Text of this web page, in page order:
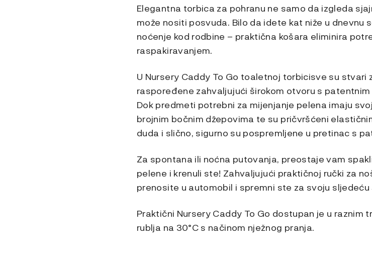
Elegantna torbica za pohranu ne samo da izgleda
može nositi posvuda. Bilo da idete kat niže u dnevnu
noćenje kod rodbine – praktična košara eliminira
raspakiravanjem.
U Nursery Caddy To Go toaletnoj torbicisve su stvari
raspoređene zahvaljujući širokom otvoru s
Dok predmeti potrebni za mijenjanje pelena imaju
brojnim bočnim džepovima te su pričvršćeni
duda i slično, sigurno su pospremljene u pretinac s
Za spontana ili noćna putovanja, preostaje vam
pelene i krenuli ste! Zahvaljujući praktičnoj ručki za
prenosite u automobil i spremni ste za svoju
Praktični Nursery Caddy To Go dostupan je u raznim
rublja na 30°C s načinom nježnog pranja.